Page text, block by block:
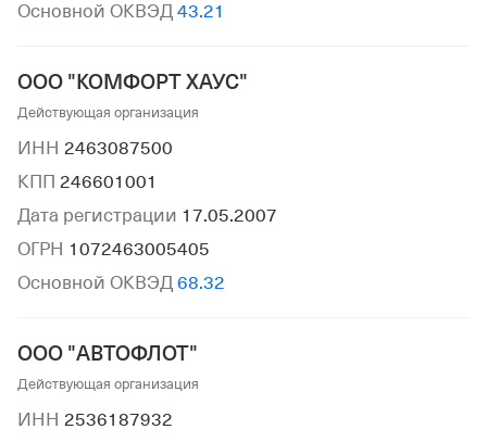
Основной ОКВЭД 43.21
ООО "КОМФОРТ ХАУС"
Действующая организация
ИНН 2463087500
КПП 246601001
Дата регистрации 17.05.2007
ОГРН 1072463005405
Основной ОКВЭД 68.32
ООО "АВТОФЛОТ"
Действующая организация
ИНН 2536187932